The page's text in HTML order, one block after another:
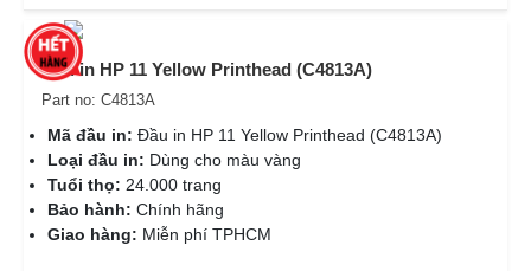
Đầu in HP 11 Yellow Printhead (C4813A)
Part no: C4813A
Mã đầu in: Đầu in HP 11 Yellow Printhead (C4813A)
Loại đầu in: Dùng cho màu vàng
Tuổi thọ: 24.000 trang
Bảo hành: Chính hãng
Giao hàng: Miễn phí TPHCM